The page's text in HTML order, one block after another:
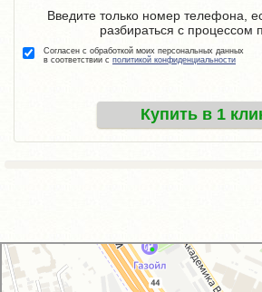
Купить в 1
Введите только номер телефона,
разбираться с процессом
Согласен с обработкой моих персональных данных
в соответствии с политикой конфиденциальности
GM-City&VAG-Repair
Автосервис, автотехцентр в Москве
Магазин автозапчастей и автотоваров в Москве